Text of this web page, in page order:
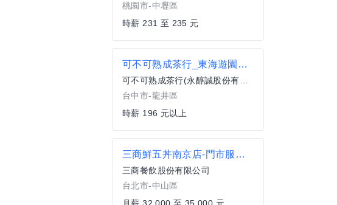
桃園市-中壢區
時薪 231 至 235 元
可不可熟成茶行_東海遊園店_早班PT
可不可熟成茶行(永醇誠股份有限公司)
台中市-龍井區
時薪 196 元以上
三商鮮五丼南京店-門市服務人員
三商餐飲股份有限公司
台北市-中山區